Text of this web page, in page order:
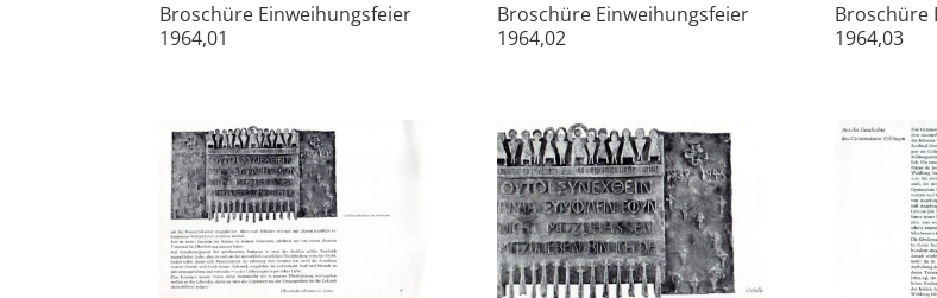
Broschüre Einweihungsfeier
1964,01
Broschüre Einweihungsfeier
1964,02
Broschüre
1964,03